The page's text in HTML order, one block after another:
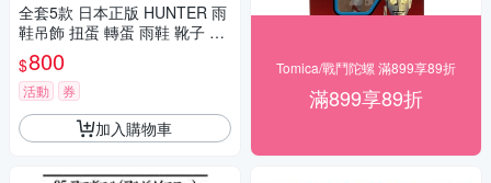
全套5款 日本正版 HUNTER 雨
鞋吊飾 扭蛋 轉蛋 雨鞋 靴子 高
筒靴 Jolly BANDAI 萬代 72287
5
$800
活動 券
加入購物車
Tomica/戰鬥陀螺 滿899享89折
滿899享89折